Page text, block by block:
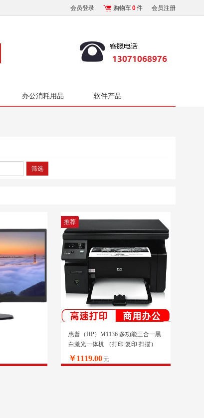
会员登录 购物车0件 会员注册
办公消耗用品 软件产品
筛选
推荐
惠普（HP）M1136 多功能三合一黑
白激光一体机 （打印 复印 扫描）
升级型号136a/136w/136nw
￥1119.00 元